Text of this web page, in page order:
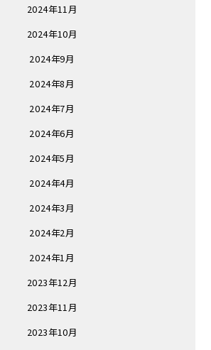
2024年11月
2024年10月
2024年9月
2024年8月
2024年7月
2024年6月
2024年5月
2024年4月
2024年3月
2024年2月
2024年1月
2023年12月
2023年11月
2023年10月